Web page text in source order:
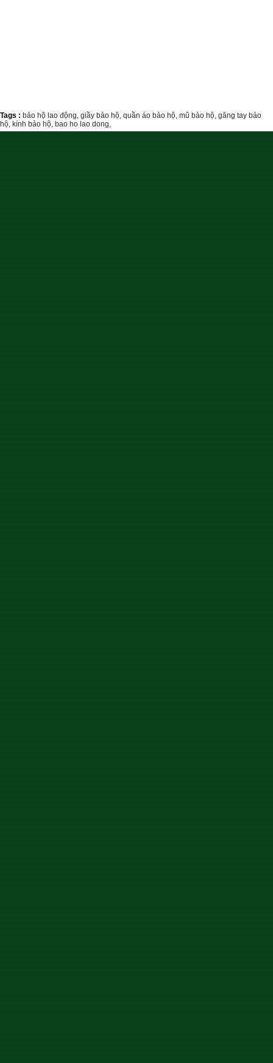
Tags : bảo hộ lao động, giầy bảo hộ, quần áo bảo hộ, mũ bảo hộ, găng tay bảo
hộ, kính bảo hộ, bao ho lao dong,